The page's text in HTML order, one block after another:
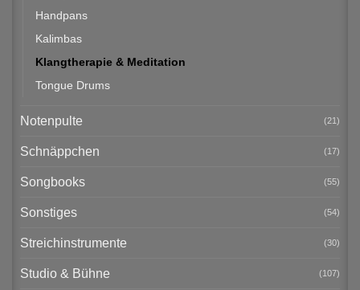
Handpans
Kalimbas
Klangtherapie & Meditation
Tongue Drums
Notenpulte (21)
Schnäppchen (17)
Songbooks (55)
Sonstiges (54)
Streichinstrumente (30)
Studio & Bühne (107)